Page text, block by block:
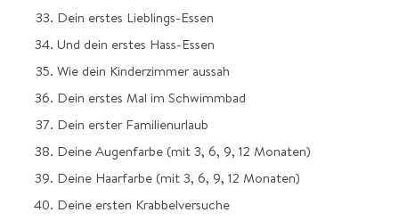
Dein erstes Lieblings-Essen
Und dein erstes Hass-Essen
Wie dein Kinderzimmer aussah
Dein erstes Mal im Schwimmbad
Dein erster Familienurlaub
Deine Augenfarbe (mit 3, 6, 9, 12 Monaten)
Deine Haarfarbe (mit 3, 6, 9, 12 Monaten)
Deine ersten Krabbelversuche